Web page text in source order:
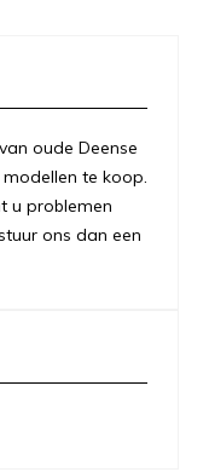
oude Deense
te koop.
u problemen
ons dan een